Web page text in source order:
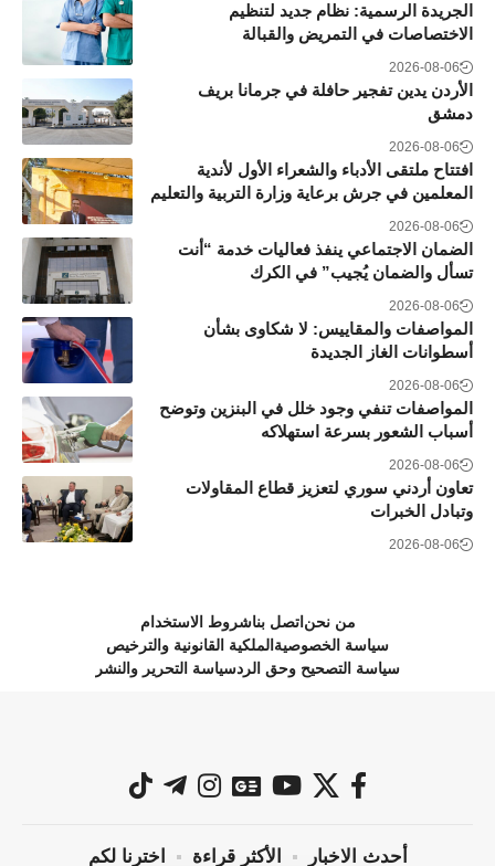
الجريدة الرسمية: نظام جديد لتنظيم
الاختصاصات في التمريض والقبالة
2026-08-06
الأردن يدين تفجير حافلة في جرمانا بريف
دمشق
2026-08-06
افتتاح ملتقى الأدباء والشعراء الأول لأندية
المعلمين في جرش برعاية وزارة التربية والتعليم
2026-08-06
الضمان الاجتماعي ينفذ فعاليات خدمة “أنت
تسأل والضمان يُجيب” في الكرك
2026-08-06
المواصفات والمقاييس: لا شكاوى بشأن
أسطوانات الغاز الجديدة
2026-08-06
المواصفات تنفي وجود خلل في البنزين وتوضح
أسباب الشعور بسرعة استهلاكه
2026-08-06
تعاون أردني سوري لتعزيز قطاع المقاولات
وتبادل الخبرات
2026-08-06
من نحن اتصل بناشروط الاستخدام
سياسة الخصوصية الملكية القانونية والترخيص
سياسة التصحيح وحق الردسياسة التحرير والنشر
أحدث الاخبار الأكثر قراءة اخترنا لكم